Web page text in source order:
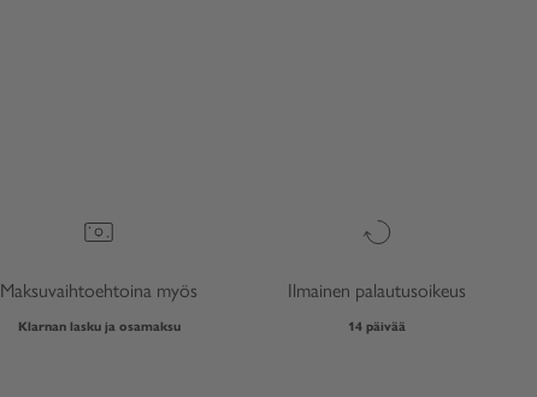
Maksuvaihtoehtoina myös
Klarnan lasku ja osamaksu
Ilmainen palautusoikeus
14 päivää